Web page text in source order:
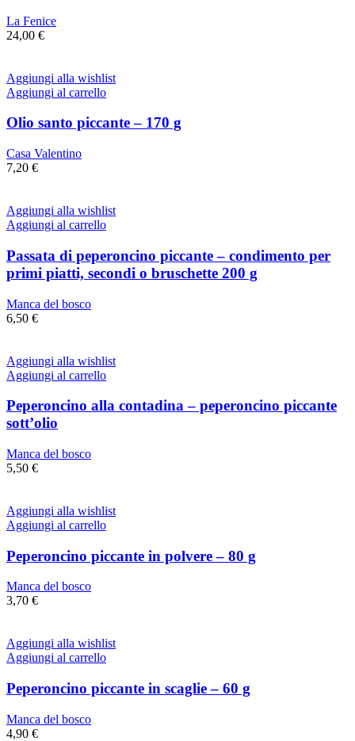
La Fenice
24,00 €
Aggiungi alla wishlist
Aggiungi al carrello
Olio santo piccante – 170 g
Casa Valentino
7,20 €
Aggiungi alla wishlist
Aggiungi al carrello
Passata di peperoncino piccante – condimento per
primi piatti, secondi o bruschette 200 g
Manca del bosco
6,50 €
Aggiungi alla wishlist
Aggiungi al carrello
Peperoncino alla contadina – peperoncino piccante
sott’olio
Manca del bosco
5,50 €
Aggiungi alla wishlist
Aggiungi al carrello
Peperoncino piccante in polvere – 80 g
Manca del bosco
3,70 €
Aggiungi alla wishlist
Aggiungi al carrello
Peperoncino piccante in scaglie – 60 g
Manca del bosco
4,90 €